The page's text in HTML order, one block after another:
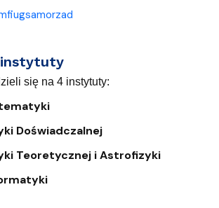
instytuty
się na 4 instytuty:
Doświadczalnej
Teoretycznej i Astrofizyki